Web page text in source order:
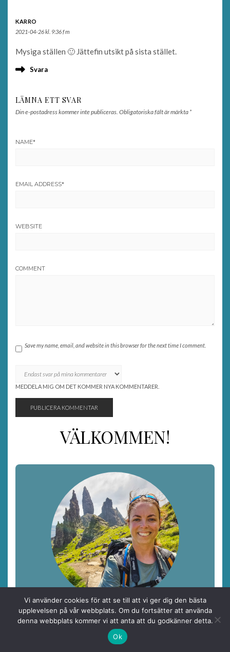
KARRO
2021-04-26 kl. 9:36 f m
Mysiga ställen 🙂 Jättefin utsikt på sista stället.
Svara
LÄMNA ETT SVAR
Din e-postadress kommer inte publiceras. Obligatoriska fält är märkta *
NAME*
EMAIL ADDRESS*
WEBSITE
COMMENT
Save my name, email, and website in this browser for the next time I comment.
MEDDELA MIG OM DET KOMMER NYA KOMMENTARER.
VÄLKOMMEN!
Jag heter Emilie, men kallas för Knutte, och reser helst
med kameran i handen, alltid på jakt efter vackra vyer
och storslagen natur. Här delar jag med mig av bilder,
berättelser och tips från platser som inspirerat mig.
Vi använder cookies för att se till att vi ger dig den bästa
upplevelsen på vår webbplats. Om du fortsätter att använda
denna webbplats kommer vi att anta att du godkänner detta.
Ok